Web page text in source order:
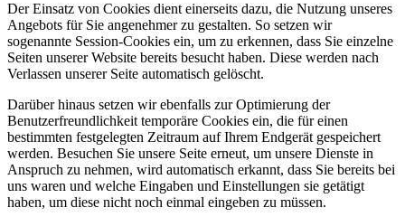
Der Einsatz von Cookies dient einerseits dazu, die Nutzung unseres
Angebots für Sie angenehmer zu gestalten. So setzen wir
sogenannte Session-Cookies ein, um zu erkennen, dass Sie einzelne
Seiten unserer Website bereits besucht haben. Diese werden nach
Verlassen unserer Seite automatisch gelöscht.
Darüber hinaus setzen wir ebenfalls zur Optimierung der
Benutzerfreundlichkeit temporäre Cookies ein, die für einen
bestimmten festgelegten Zeitraum auf Ihrem Endgerät gespeichert
werden. Besuchen Sie unsere Seite erneut, um unsere Dienste in
Anspruch zu nehmen, wird automatisch erkannt, dass Sie bereits bei
uns waren und welche Eingaben und Einstellungen sie getätigt
haben, um diese nicht noch einmal eingeben zu müssen.